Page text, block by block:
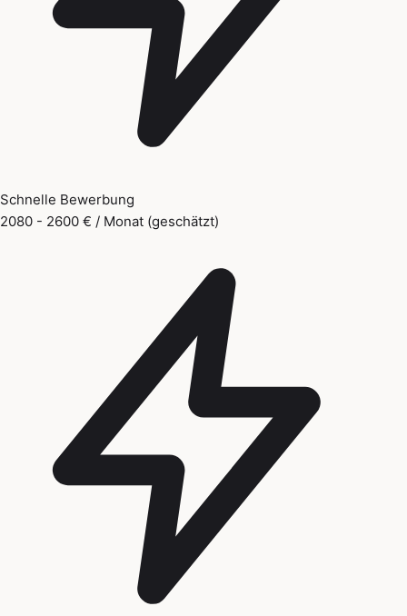
Schnelle Bewerbung
2080 - 2600 € / Monat (geschätzt)